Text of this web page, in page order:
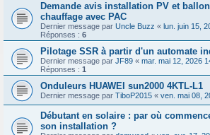
Demande avis installation PV et
chauffage avec PAC
Dernier message par Uncle Buzz « lun. juin 15,
Réponses : 6
Pilotage SSR à partir d'un automate
Dernier message par JF89 « mar. mai 12, 2026
Réponses : 1
Onduleurs HUAWEI sun2000 4KTL-L1
Dernier message par TiboP2015 « ven. mai 08,
Débutant en solaire : par où
son installation ?